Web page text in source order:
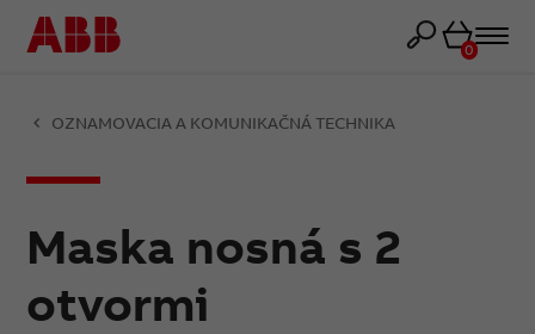
Košík
0
OZNAMOVACIA A KOMUNIKAČNÁ TECHNIKA
Maska nosná s 2
otvormi